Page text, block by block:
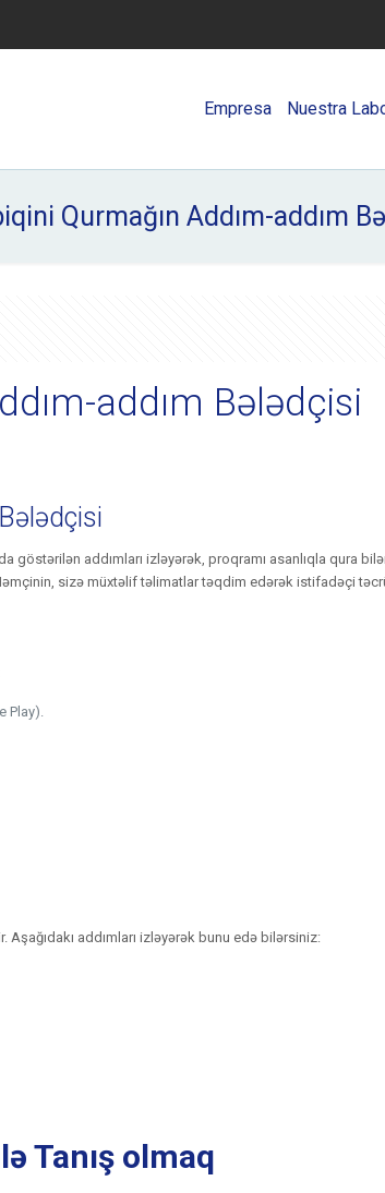
Empresa Nuestra
Qurmağın Addım-addım
addım Bələdçisi
addımları izləyərək, proqramı asanlıqla qura
sizə müxtəlif təlimatlar təqdim edərək istifadəçi
Play).
addımları izləyərək bunu edə bilərsiniz:
Tanış olmaq